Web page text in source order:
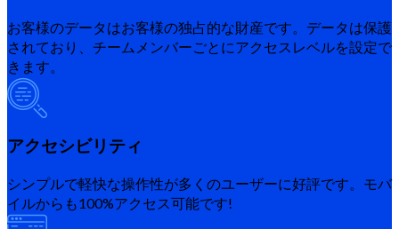
お客様のデータはお客様の独占的な財産です。データは保護
されており、チームメンバーごとにアクセスレベルを設定で
きます。
アクセシビリティ
シンプルで軽快な操作性が多くのユーザーに好評です。モバ
イルからも100%アクセス可能です!